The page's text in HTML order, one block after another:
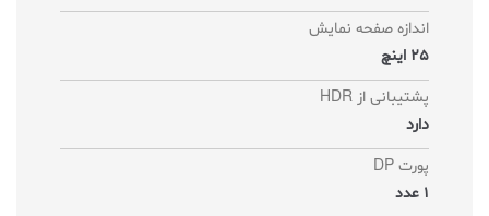
اندازه صفحه نمایش
25 اینچ
پشتیبانی از HDR
دارد
پورت DP
1 عدد